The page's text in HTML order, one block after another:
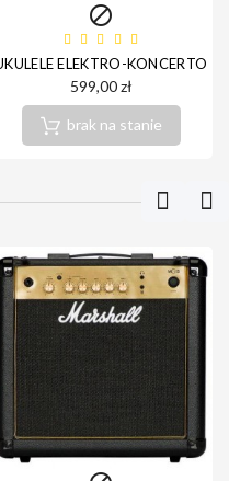
JACK-JACK

ELEKTRO-
599,00 zł
brak na stanie